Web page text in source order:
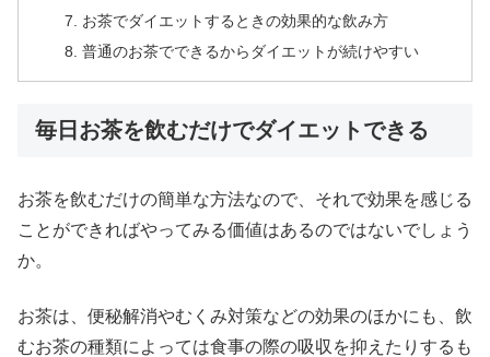
お茶でダイエットするときの効果的な飲み方
普通のお茶でできるからダイエットが続けやすい
毎日お茶を飲むだけでダイエットできる
お茶を飲むだけの簡単な方法なので、それで効果を感じる
ことができればやってみる価値はあるのではないでしょう
か。
お茶は、便秘解消やむくみ対策などの効果のほかにも、飲
むお茶の種類によっては食事の際の吸収を抑えたりするも